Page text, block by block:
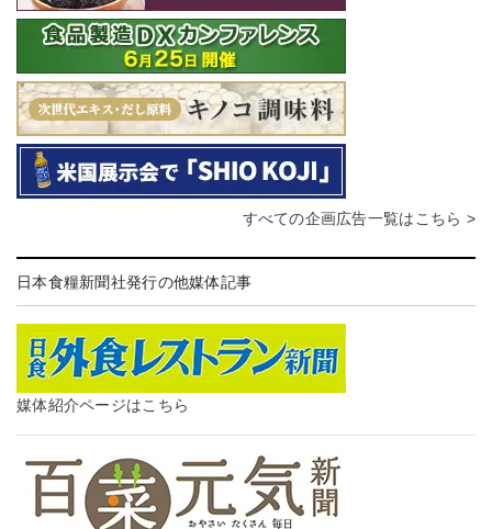
すべての企画広告一覧はこちら >
日本食糧新聞社発行の他媒体記事
媒体紹介ページはこちら